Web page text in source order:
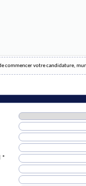
commencer votre candidature,
*